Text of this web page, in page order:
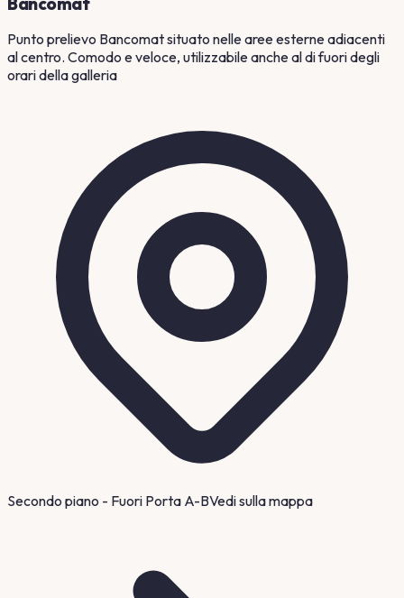
Punto prelievo Bancomat situato nelle aree esterne adiacenti
al centro. Comodo e veloce, utilizzabile anche al di fuori degli
orari della galleria
Secondo piano - Fuori Porta A-BVedi sulla mappa